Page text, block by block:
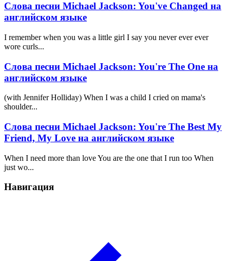
Слова песни Michael Jackson: You've Changed на
английском языке
I remember when you was a little girl I say you never ever ever
wore curls...
Слова песни Michael Jackson: You're The One на
английском языке
(with Jennifer Holliday) When I was a child I cried on mama's
shoulder...
Слова песни Michael Jackson: You're The Best My
Friend, My Love на английском языке
When I need more than love You are the one that I run too When
just wo...
Навигация